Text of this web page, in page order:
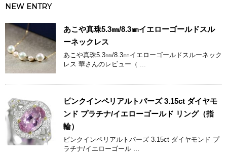
NEW ENTRY
あこや真珠5.3㎜/8.3㎜イエローゴールドスル
ーネックレス
あこや真珠5.3㎜/8.3㎜イエローゴールドスルーネック
レス 華さんのレビュー（ ...
ピンクインペリアルトパーズ 3.15ct ダイヤモ
ンド プラチナ/イエローゴールド リング（指
輪）
ピンクインペリアルトパーズ 3.15ct ダイヤモンド プ
ラチナ/イエローゴール ...